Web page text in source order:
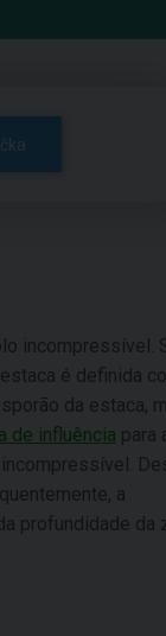
incompressível.
é definida
da estaca,
de influência para
a
profundidade da